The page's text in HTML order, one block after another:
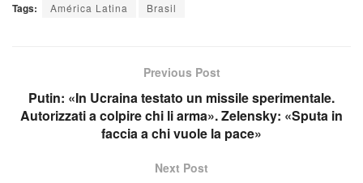
Tags: América Latina Brasil
Previous Post
Putin: «In Ucraina testato un missile sperimentale.
Autorizzati a colpire chi li arma». Zelensky: «Sputa in
faccia a chi vuole la pace»
Next Post